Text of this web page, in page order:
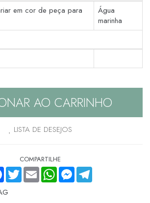
em cor de peça para
Água
marinha
AO CARRINHO
LISTA DE DESEJOS
COMPARTILHE
TWITTEREMAIL WHATSAPPMESSENGER
TELEGRAM